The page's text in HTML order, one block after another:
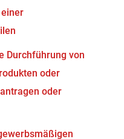
Durchführung von
oder
oder